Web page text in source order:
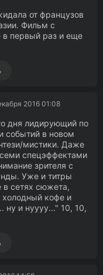
от французов
Фильм с
в первый раз и еще
2016 01:08
дня лидирующий по
событий в новом
мистики. Даже
спецэффектами
зрителя с
Уже и титры
в сетях сюжета,
кофе и
ну и нуууу..." 10, 10,